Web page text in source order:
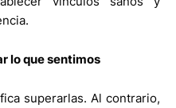
lo que sentimos
superarlas. Al contrario,